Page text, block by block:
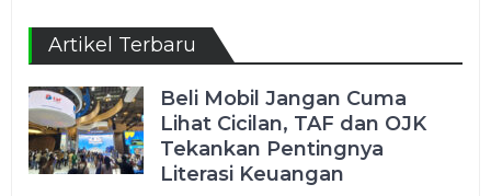
Artikel Terbaru
Beli Mobil Jangan Cuma
Lihat Cicilan, TAF dan OJK
Tekankan Pentingnya
Literasi Keuangan